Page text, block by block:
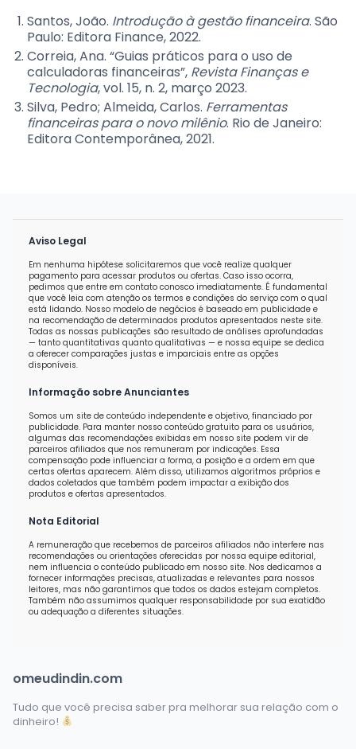
Santos, João. Introdução à gestão financeira. São
Paulo: Editora Finance, 2022.
Correia, Ana. “Guias práticos para o uso de
calculadoras financeiras”, Revista Finanças e
Tecnologia, vol. 15, n. 2, março 2023.
Silva, Pedro; Almeida, Carlos. Ferramentas
financeiras para o novo milênio. Rio de Janeiro:
Editora Contemporânea, 2021.
Aviso Legal
Em nenhuma hipótese solicitaremos que você realize qualquer
pagamento para acessar produtos ou ofertas. Caso isso ocorra,
pedimos que entre em contato conosco imediatamente. É fundamental
que você leia com atenção os termos e condições do serviço com o qual
está lidando. Nosso modelo de negócios é baseado em publicidade e
na recomendação de determinados produtos apresentados neste site.
Todas as nossas publicações são resultado de análises aprofundadas
— tanto quantitativas quanto qualitativas — e nossa equipe se dedica
a oferecer comparações justas e imparciais entre as opções
disponíveis.
Informação sobre Anunciantes
Somos um site de conteúdo independente e objetivo, financiado por
publicidade. Para manter nosso conteúdo gratuito para os usuários,
algumas das recomendações exibidas em nosso site podem vir de
parceiros afiliados que nos remuneram por indicações. Essa
compensação pode influenciar a forma, a posição e a ordem em que
certas ofertas aparecem. Além disso, utilizamos algoritmos próprios e
dados coletados que também podem impactar a exibição dos
produtos e ofertas apresentados.
Nota Editorial
A remuneração que recebemos de parceiros afiliados não interfere nas
recomendações ou orientações oferecidas por nossa equipe editorial,
nem influencia o conteúdo publicado em nosso site. Nos dedicamos a
fornecer informações precisas, atualizadas e relevantes para nossos
leitores, mas não garantimos que todos os dados estejam completos.
Também não assumimos qualquer responsabilidade por sua exatidão
ou adequação a diferentes situações.
omeudindin.com
Tudo que você precisa saber pra melhorar sua relação com o
dinheiro!